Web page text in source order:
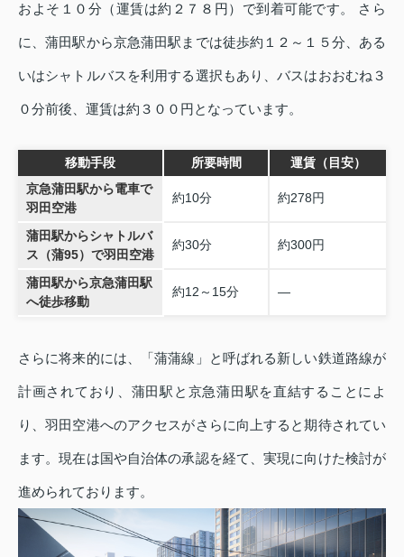
およそ１０分（運賃は約２７８円）で到着可能です。 さら
に、蒲田駅から京急蒲田駅までは徒歩約１２～１５分、ある
いはシャトルバスを利用する選択もあり、バスはおおむね３
０分前後、運賃は約３００円となっています。
移動手段 所要時間
運賃（目安）
京急蒲田駅から電車で
羽田空港
約10分 約278円
蒲田駅からシャトルバ
ス（蒲95）で羽田空港
約30分 約300円
蒲田駅から京急蒲田駅
へ徒歩移動
約12～15分 ―
さらに将来的には、「蒲蒲線」と呼ばれる新しい鉄道路線が
計画されており、蒲田駅と京急蒲田駅を直結することによ
り、羽田空港へのアクセスがさらに向上すると期待されてい
ます。現在は国や自治体の承認を経て、実現に向けた検討が
進められております。